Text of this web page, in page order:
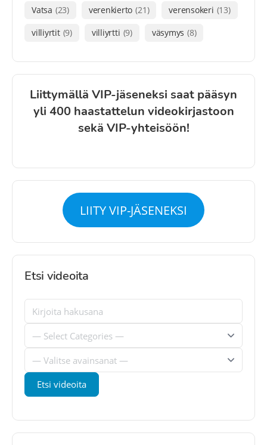
Vatsa (23) verenkierto (21) verensokeri (13)
villiyrtit (9) villiyrtti (9) väsymys (8)
Liittymällä VIP-jäseneksi saat pääsyn
yli 400 haastattelun videokirjastoon
sekä VIP-yhteisöön!
LIITY VIP-JÄSENEKSI
Etsi videoita